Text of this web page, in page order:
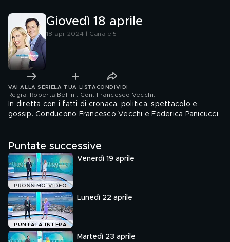
Giovedì 18 aprile
18 apr 2024 | Canale 5
VAI ALLA SERIE LA TUA LISTA CONDIVIDI
Regia: Roberta Bellini. Con: Francesco Vecchi
In diretta con i fatti di cronaca, politica, spettacolo e
gossip. Conducono Francesco Vecchi e Federica Panicucci
Puntate successive
PROSSIMO VIDEO
Venerdì 19 aprile
PUNTATA INTERA
Lunedì 22 aprile
Martedì 23 aprile